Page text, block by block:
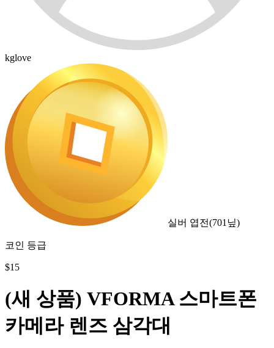
kglove
실버 엽전(701 닢)
코인 등급
$15
(새 상품) VFORMA 스마트폰
카메라 렌즈 삼각대